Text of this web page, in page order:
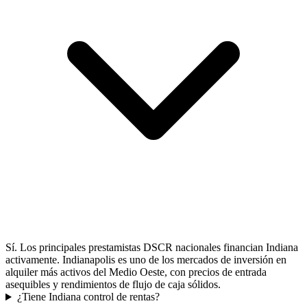
Sí. Los principales prestamistas DSCR nacionales financian Indiana
activamente. Indianapolis es uno de los mercados de inversión en
alquiler más activos del Medio Oeste, con precios de entrada
asequibles y rendimientos de flujo de caja sólidos.
¿Tiene Indiana control de rentas?